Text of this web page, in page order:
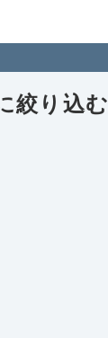
絞り込む